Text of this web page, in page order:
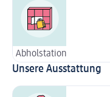
Abholstation
Unsere Ausstattung